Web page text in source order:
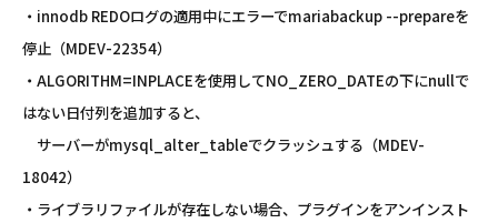
・innodb REDOログの適用中にエラーでmariabackup --prepareを
停止（MDEV-22354）
・ALGORITHM=INPLACEを使用してNO_ZERO_DATEの下にnullで
はない日付列を追加すると、
サーバーがmysql_alter_tableでクラッシュする（MDEV-
18042）
・ライブラリファイルが存在しない場合、プラグインをアンインスト